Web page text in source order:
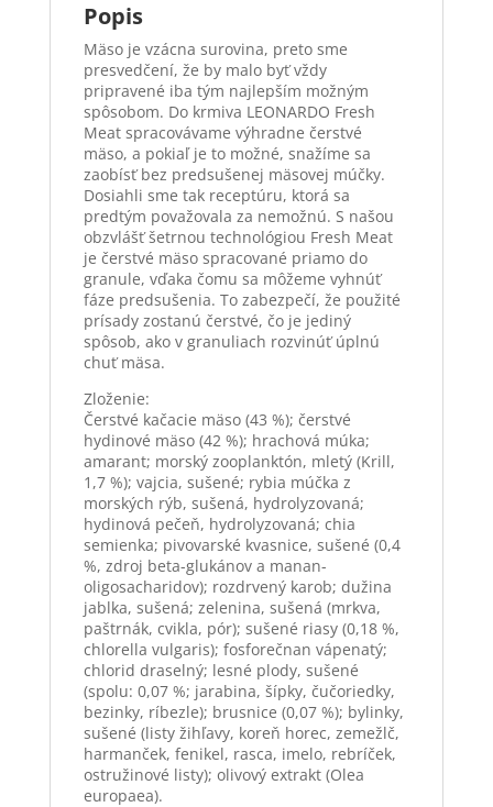
Popis
Mäso je vzácna surovina, preto sme
presvedčení, že by malo byť vždy
pripravené iba tým najlepším možným
spôsobom. Do krmiva LEONARDO Fresh
Meat spracovávame výhradne čerstvé
mäso, a pokiaľ je to možné, snažíme sa
zaobísť bez predsušenej mäsovej múčky.
Dosiahli sme tak receptúru, ktorá sa
predtým považovala za nemožnú. S našou
obzvlášť šetrnou technológiou Fresh Meat
je čerstvé mäso spracované priamo do
granule, vďaka čomu sa môžeme vyhnúť
fáze predsušenia. To zabezpečí, že použité
prísady zostanú čerstvé, čo je jediný
spôsob, ako v granuliach rozvinúť úplnú
chuť mäsa.
Zloženie:
Čerstvé kačacie mäso (43 %); čerstvé
hydinové mäso (42 %); hrachová múka;
amarant; morský zooplanktón, mletý (Krill,
1,7 %); vajcia, sušené; rybia múčka z
morských rýb, sušená, hydrolyzovaná;
hydinová pečeň, hydrolyzovaná; chia
semienka; pivovarské kvasnice, sušené (0,4
%, zdroj beta-glukánov a manan-
oligosacharidov); rozdrvený karob; dužina
jablka, sušená; zelenina, sušená (mrkva,
paštrnák, cvikla, pór); sušené riasy (0,18 %,
chlorella vulgaris); fosforečnan vápenatý;
chlorid draselný; lesné plody, sušené
(spolu: 0,07 %; jarabina, šípky, čučoriedky,
bezinky, ríbezle); brusnice (0,07 %); bylinky,
sušené (listy žihľavy, koreň horec, zemežlč,
harmanček, fenikel, rasca, imelo, rebríček,
ostružinové listy); olivový extrakt (Olea
europaea).